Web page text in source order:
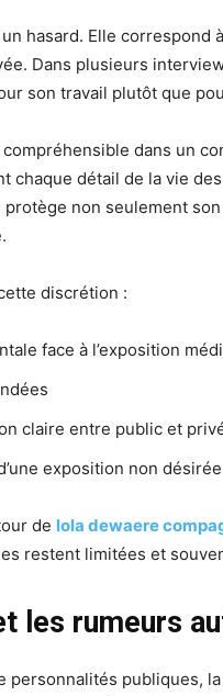
hasard. Elle
Dans plusieurs
son travail plutôt que
compréhensible dans un
chaque détail de la vie
non seulement
discrétion :
face à l’exposition
claire entre public et
exposition non désirée
de lola dewaere
restent limitées et
les rumeurs
personnalités publiques,